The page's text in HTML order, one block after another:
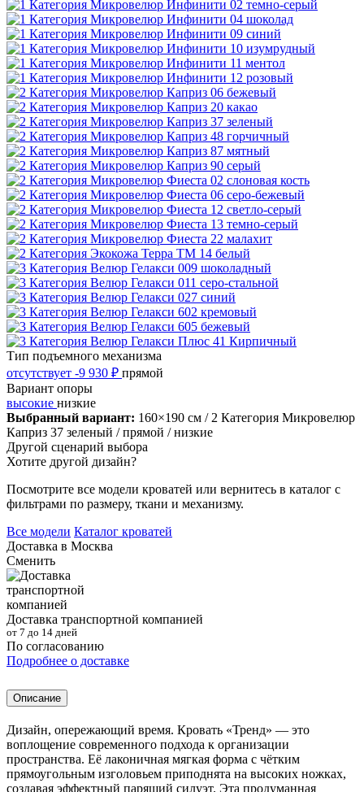
Тип подъемного механизма
отсутствует -9 930 ₽ прямой
Вариант опоры
высокие низкие
Выбранный вариант: 160×190 см / 2 Категория Микровелюр
Каприз 37 зеленый / прямой / низкие
Другой сценарий выбора
Хотите другой дизайн?
Посмотрите все модели кроватей или вернитесь в каталог с
фильтрами по размеру, ткани и механизму.
Все модели Каталог кроватей
Доставка в Москва
Сменить
Доставка транспортной компанией
от 7 до 14 дней
По согласованию
Подробнее о доставке
Описание
Дизайн, опережающий время. Кровать «Тренд» — это
воплощение современного подхода к организации
пространства. Её лаконичная мягкая форма с чётким
прямоугольным изголовьем приподнята на высоких ножках,
создавая эффектный парящий силуэт. Эта продуманная